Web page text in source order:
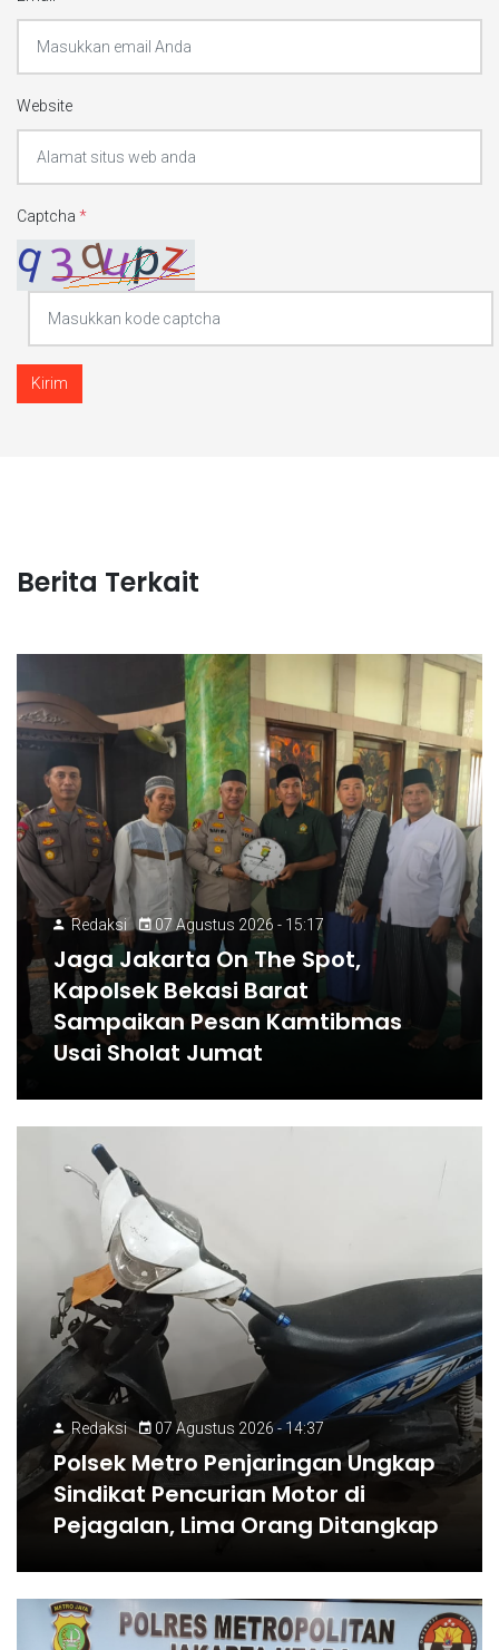
Website
Captcha *
Kirim
Berita Terkait
Redaksi 07 Agustus 2026 - 15:17
Jaga Jakarta On The Spot,
Kapolsek Bekasi Barat
Sampaikan Pesan Kamtibmas
Usai Sholat Jumat
Redaksi 07 Agustus 2026 - 14:37
Polsek Metro Penjaringan Ungkap
Sindikat Pencurian Motor di
Pejagalan, Lima Orang Ditangkap